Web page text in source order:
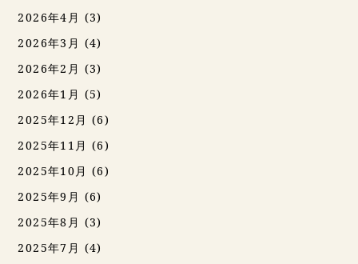
2026年4月 (3)
2026年3月 (4)
2026年2月 (3)
2026年1月 (5)
2025年12月 (6)
2025年11月 (6)
2025年10月 (6)
2025年9月 (6)
2025年8月 (3)
2025年7月 (4)